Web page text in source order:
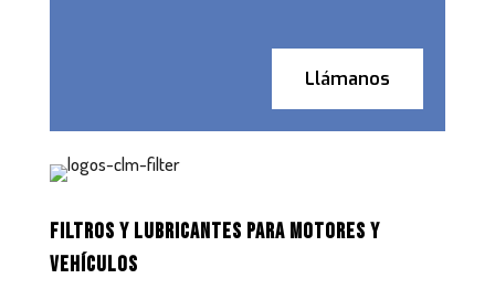
Llámanos
FILTROS Y LUBRICANTES PARA MOTORES Y
VEHÍCULOS